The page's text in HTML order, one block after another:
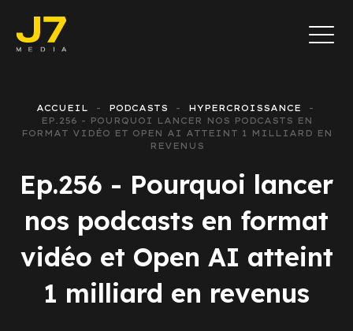
ACCUEIL PODCASTS
HYPERCROISSANCE
EP.256 - POURQUOI LANCER NOS PODCASTS EN
FORMAT VIDÉO ET OPEN AI ATTEINT 1 MILLIARD EN
REVENUS
Ep.256 - Pourquoi lancer
nos podcasts en format
vidéo et Open AI atteint
1 milliard en revenus